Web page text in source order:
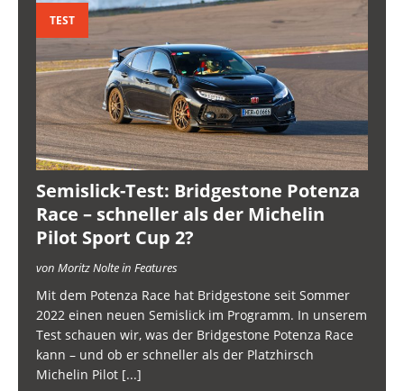
TEST
Semislick-Test: Bridgestone Potenza
Race – schneller als der Michelin
Pilot Sport Cup 2?
von Moritz Nolte in Features
Mit dem Potenza Race hat Bridgestone seit Sommer
2022 einen neuen Semislick im Programm. In unserem
Test schauen wir, was der Bridgestone Potenza Race
kann – und ob er schneller als der Platzhirsch
Michelin Pilot [...]